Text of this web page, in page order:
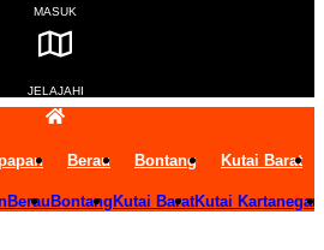
MASUK
JELAJAHI
Berau Bontang Kutai Barat
Berau Bontang Kutai BaratKutai